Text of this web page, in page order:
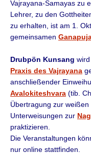
Vajrayana-Samayas zu
Lehrer, zu den
zu erhalten, ist am 1.
gemeinsamen
Drubpön Kunsang
Praxis des Vajrayana
anschließender
Avalokiteshvara (tib.
Übertragung zur weißen
Unterweisungen zur
praktizieren.
Die Veranstaltungen
nur online stattfinden.